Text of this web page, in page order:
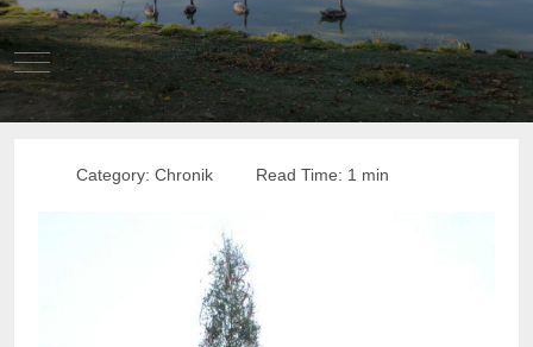
Mobile Menu Toggle
Category: Chronik Read Time: 1 min